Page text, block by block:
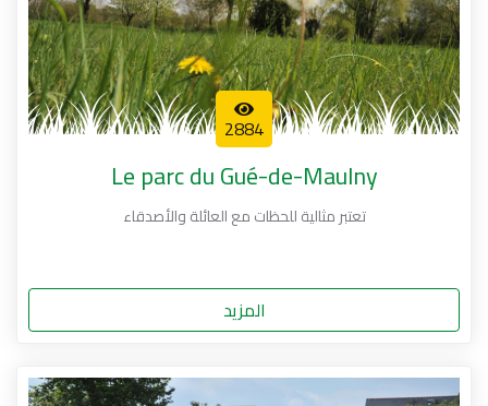
2884
Le parc du Gué-de-Maulny
تعتبر مثالية للحظات مع العائلة والأصدقاء
المزيد